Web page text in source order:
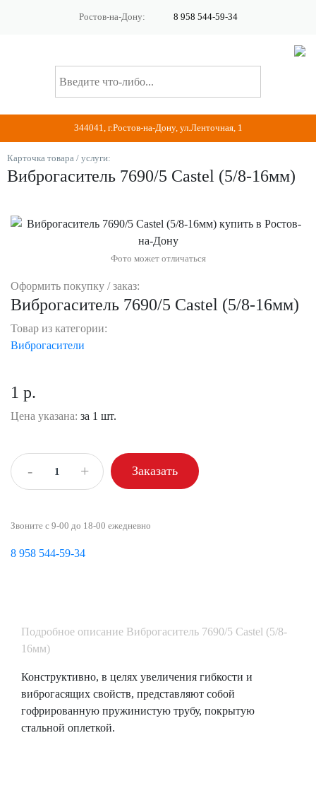
Ростов-на-Дону: 8 958 544-59-34
344041, г.Ростов-на-Дону, ул.Ленточная, 1
Карточка товара / услуги:
Виброгаситель 7690/5 Castel (5/8-16мм)
Фото может отличаться
Оформить покупку / заказ:
Виброгаситель 7690/5 Castel (5/8-16мм)
Товар из категории:
Виброгасители
1 р.
Цена указана: за 1 шт.
- + Заказать
Звоните с 9-00 до 18-00 ежедневно
8 958 544-59-34
Подробное описание Виброгаситель 7690/5 Castel (5/8-
16мм)
Конструктивно, в целях увеличения гибкости и
виброгасящих свойств, представляют собой
гофрированную пружинистую трубу, покрытую
стальной оплеткой.